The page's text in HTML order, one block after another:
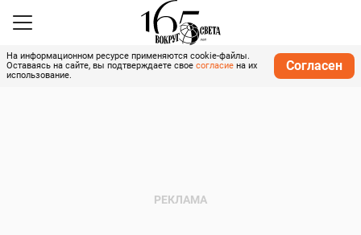
На информационном ресурсе применяются cookie-файлы.
Оставаясь на сайте, вы подтверждаете свое согласие на их
использование.
Согласен